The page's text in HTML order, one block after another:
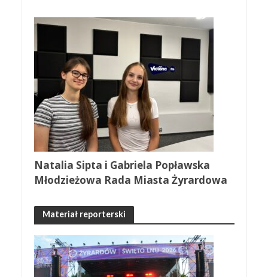
Natalia Sipta i Gabriela Popławska
Młodzieżowa Rada Miasta Żyrardowa
Materiał reporterski